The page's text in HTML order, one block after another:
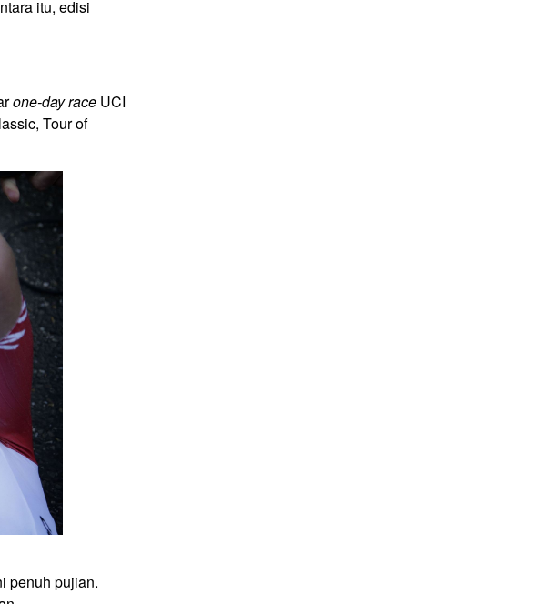
itu, edisi
one-day race UCI
Tour of
penuh pujian.